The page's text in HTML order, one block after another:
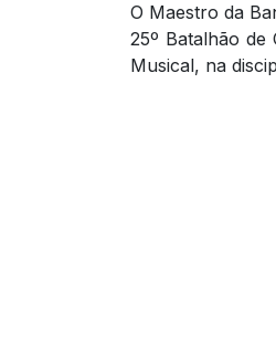
O Maestro da
25º Batalhão
Musical, na